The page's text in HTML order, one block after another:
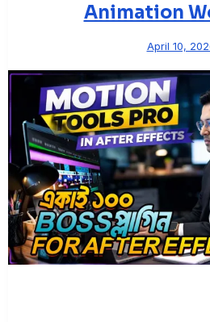
Animation
April 10,